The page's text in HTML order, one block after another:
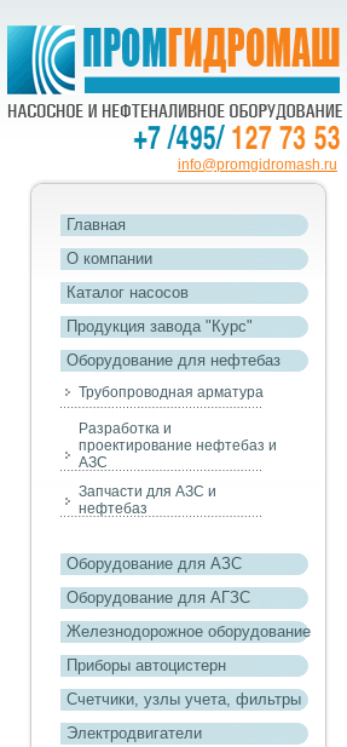
info@promgidromash.ru
Главная
О компании
Каталог насосов
Продукция завода "Курс"
Оборудование для нефтебаз
Трубопроводная арматура
Разработка и
проектирование нефтебаз и
АЗС
Запчасти для АЗС и
нефтебаз
Оборудование для АЗС
Оборудование для АГЗС
Железнодорожное оборудование
Приборы автоцистерн
Счетчики, узлы учета, фильтры
Электродвигатели